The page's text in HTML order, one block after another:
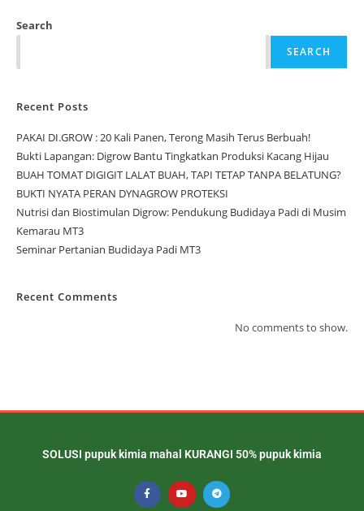
Search
SEARCH
Recent Posts
PAKAI DI.GROW : 20 Kali Panen, Terong Masih Terus Berbuah!
Bukti Lapangan: Digrow Bantu Tingkatkan Produksi Kacang Hijau
BUAH TOMAT DIGIGIT LALAT BUAH, TAPI TETAP TANPA BELATUNG?
BUKTI NYATA PERAN DYNAGROW PROTEKSI
Nutrisi dan Biostimulan Digrow: Pendukung Budidaya Padi di Musim
Kemarau MT3
Seminar Pertanian Budidaya Padi MT3
Recent Comments
No comments to show.
SOLUSI pupuk kimia mahal KURANGI 50% pupuk kimia